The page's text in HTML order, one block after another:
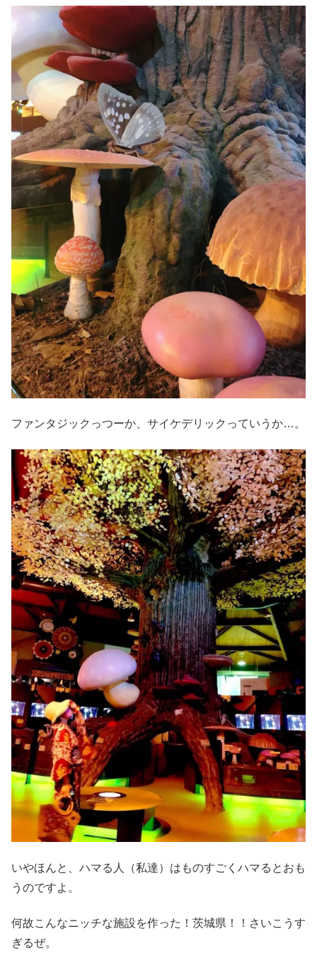
ファンタジックっつーか、サイケデリックっていうか…。
いやほんと、ハマる人（私達）はものすごくハマるとおも
うのですよ。
何故こんなニッチな施設を作った！茨城県！！さいこうす
ぎるぜ。